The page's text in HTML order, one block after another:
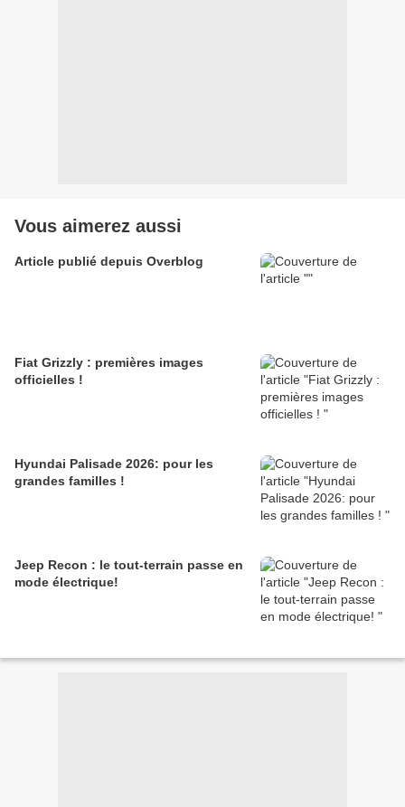
Vous aimerez aussi
Article publié depuis Overblog
Fiat Grizzly : premières images
officielles !
Hyundai Palisade 2026: pour les
grandes familles !
Jeep Recon : le tout-terrain passe en
mode électrique!